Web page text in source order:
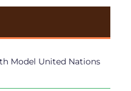
Model United Nations